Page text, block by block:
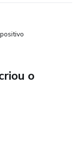
INSTRUMENTO.
o